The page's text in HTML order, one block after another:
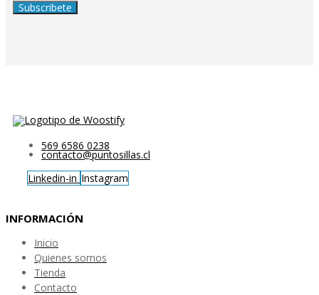
Subscribete
569 6586 0238
contacto@puntosillas.cl
Linkedin-in Instagram
INFORMACIÓN
Inicio
Quienes somos
Tienda
Contacto